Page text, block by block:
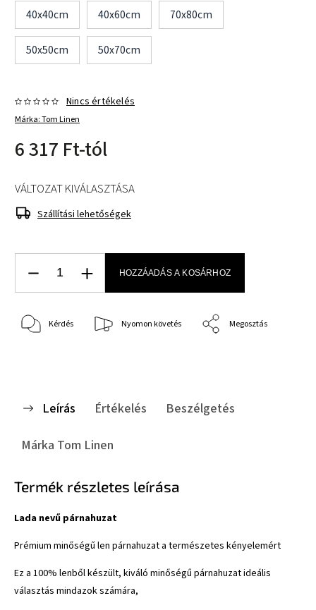
40x40cm
40x60cm 70x80cm
50x50cm 50x70cm
Márka:Tom Linen
Nincs értékelés
6 317 Ft-tól
VÁLTOZAT KIVÁLASZTÁSA
Szállítási lehetőségek
HOZZÁADÁS A KOSÁRHOZ
Kérdés Nyomon követés Megosztás
Leírás Értékelés
Beszélgetés
Márka Tom Linen
Termék részletes leírása
Lada nevű párnahuzat
Prémium minőségű len párnahuzat a természetes kényelemért
Ez a 100% lenből készült, kiváló minőségű párnahuzat ideális
választás mindazok számára,